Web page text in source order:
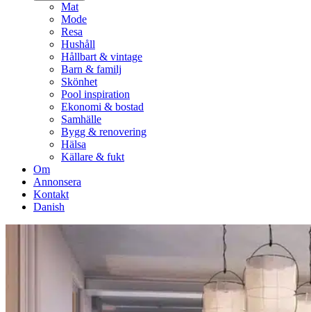
Mat
Mode
Resa
Hushåll
Hållbart & vintage
Barn & familj
Skönhet
Pool inspiration
Ekonomi & bostad
Samhälle
Bygg & renovering
Hälsa
Källare & fukt
Om
Annonsera
Kontakt
Danish